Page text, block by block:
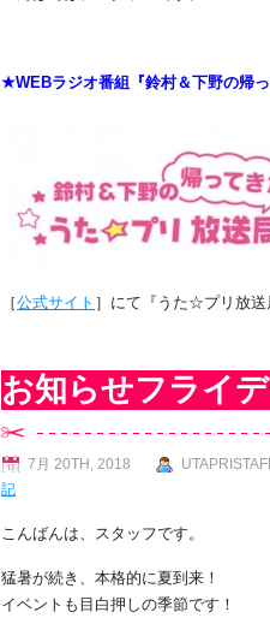
★WEBラジオ番組『鈴村＆下野の帰
［公式サイト ］にて『うた☆プリ放送
お知らせフライ
7月 20TH, 2018
記
こんばんは、スタッフです。
猛暑が続き、本格的に夏到来！
イベントも目白押しの季節です！